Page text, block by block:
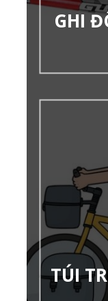
GHI
TÚI